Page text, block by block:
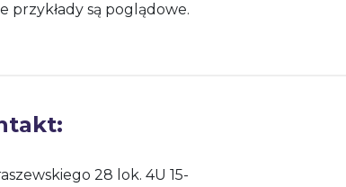
przykłady są poglądowe.
28 lok. 4U 15-